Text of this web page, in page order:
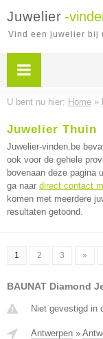
Juwelier -
Vind een juwelier bij
U bent nu hier: Home »
Juwelier Thuin
Juwelier-vinden.be
ook voor de gehele
bovenaan deze pagina
ga naar direct contact
komen met meerdere
resultaten getoond.
1 2 3 »
BAUNAT Diamond
Niet gevestigd in
Antwerpen »